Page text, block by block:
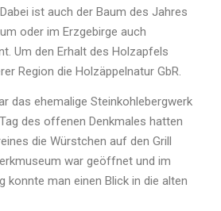
ist auch der Baum des Jahres
oder im Erzgebirge auch
Um den Erhalt des Holzapfels
Region die Holzäppelnatur GbR.
das ehemalige Steinkohlebergwerk
des offenen Denkmales hatten
die Würstchen auf den Grill
war geöffnet und im
konnte man einen Blick in die alten